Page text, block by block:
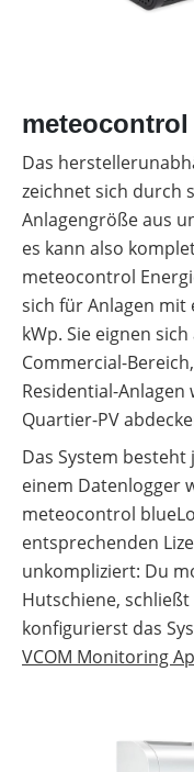
meteocontrol
Das
zeichnet sich durch
Anlagengröße aus
es kann also
meteocontrol
sich für Anlagen mit
kWp. Sie eignen
Commercial-
Residential-
Quartier-PV
Das System besteht
einem Datenlogger
meteocontrol
entsprechenden
unkompliziert: Du
Hutschiene,
konfigurierst das
VCOM Monitoring